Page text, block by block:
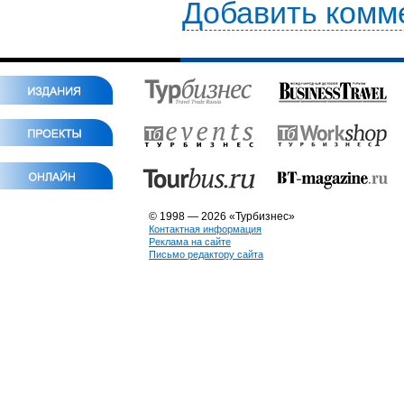
Добавить
© 1998 — 2026 «Турбизнес»
Контактная информация
Реклама на сайте
Письмо редактору сайта